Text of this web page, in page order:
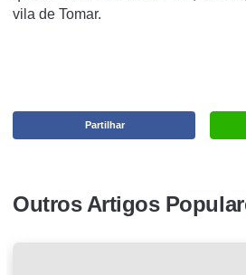
vila de Tomar.
Partilhar
Outros Artigos